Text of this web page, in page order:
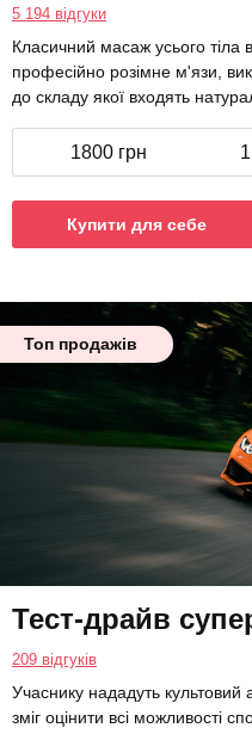
5 194 відгуки
Класичний масаж усього тіла
професійно розімне м'язи,
до складу якої входять
1800 грн
Купити для себе
Топ продажів
Тест-драйв
209 відгуків
Учаснику нададуть
зміг оцінити всі можливості